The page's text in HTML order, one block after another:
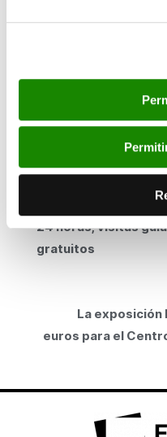
exposiciones en museos y
La
euros para el
con la apertura de
24 horas, visitas
gratuitos